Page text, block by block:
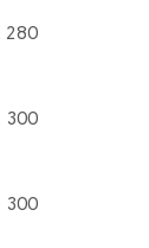
280
300
300